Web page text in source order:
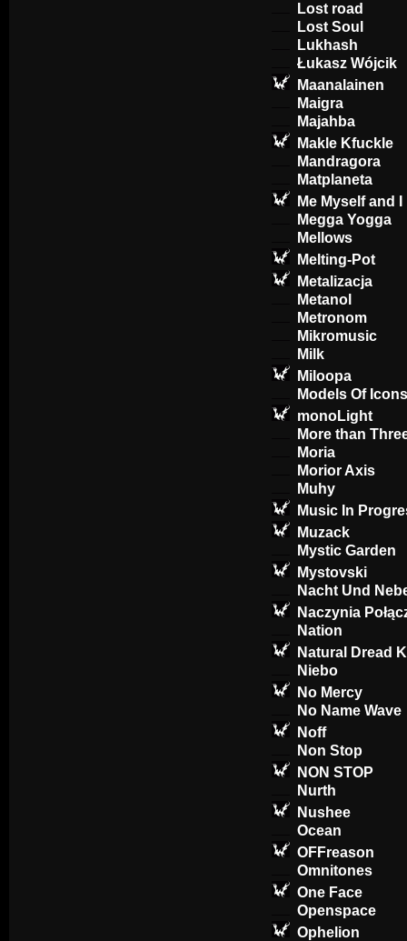
Lost road
Lost Soul
Lukhash
Łukasz Wójcik
Maanalainen
Maigra
Majahba
Makle Kfuckle
Mandragora
Matplaneta
Me Myself and I
Megga Yogga
Mellows
Melting-Pot
Metalizacja
Metanol
Metronom
Mikromusic
Milk
Miloopa
Models Of Icons
monoLight
More than
Moria
Morior Axis
Muhy
Music In
Muzack
Mystic Garden
Mystovski
Nacht Und
Naczynia
Nation
Natural Dread
Niebo
No Mercy
No Name Wave
Noff
Non Stop
NON STOP
Nurth
Nushee
Ocean
OFFreason
Omnitones
One Face
Openspace
Ophelion